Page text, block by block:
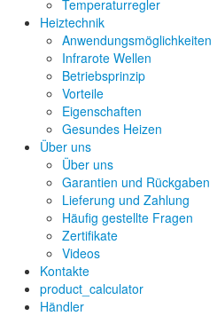
Temperaturregler
Heiztechnik
Anwendungsmöglichkeiten
Infrarote Wellen
Betriebsprinzip
Vorteile
Eigenschaften
Gesundes Heizen
Über uns
Über uns
Garantien und Rückgaben
Lieferung und Zahlung
Häufig gestellte Fragen
Zertifikate
Videos
Kontakte
product_calculator
Händler